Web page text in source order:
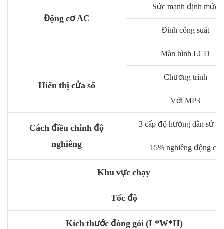
Động cơ AC
Sức mạnh định mức
Đỉnh công suất
Hiển thị cửa sổ
Màn hình LCD
Chương trình
Với MP3
Cách điều chỉnh độ
nghiêng
3 cấp độ hướng dẫn sử
15% nghiêng động cơ
Khu vực chạy
Tốc độ
Kích thước đóng gói (L*W*H)